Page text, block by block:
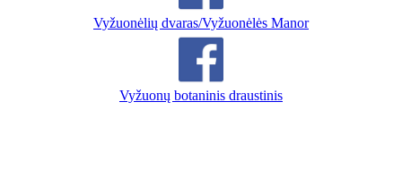
Vyžuonėlių dvaras/Vyžuonėlės Manor
Vyžuonų botaninis draustinis